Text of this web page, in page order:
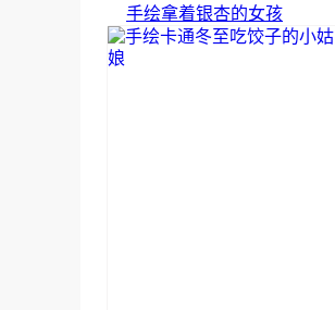
手绘拿着银杏的女孩